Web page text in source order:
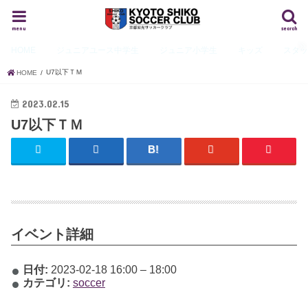
search
menu
HOME U7以下ＴＭ
2023.02.15
U7以下ＴＭ
イベント詳細
日付: 2023-02-18 16:00– 18:00
カテゴリ: soccer